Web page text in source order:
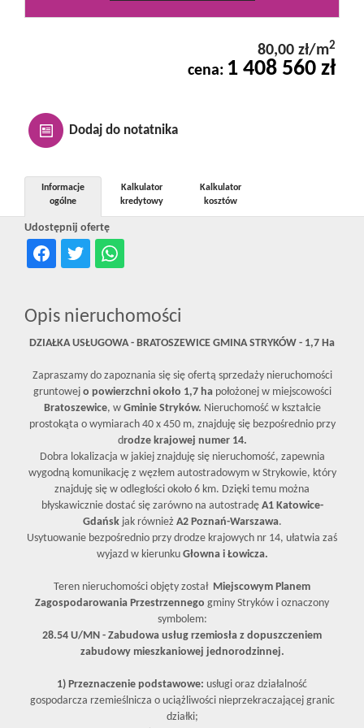
Kontakt
Notatnik
80,00 zł/m2
cena: 1 408 560 zł
Dodaj do notatnika
Udostępnij ofertę
Informacje
ogólne
Kalkulator
kredytowy
Kalkulator
kosztów
Opis nieruchomości
DZIAŁKA USŁUGOWA - BRATOSZEWICE GMINA STRYKÓW - 1,7 Ha
Zapraszamy do zapoznania się się ofertą sprzedaży nieruchomości
gruntowej o powierzchni około 1,7 hapołożonej w miejscowości
Bratoszewice, w Gminie Stryków. Nieruchomość w kształcie
prostokąta o wymiarach 40 x 450 m, znajduję się bezpośrednio przy
drodze krajowej numer 14.
Dobra lokalizacja w jakiej znajduję się nieruchomość, zapewnia
wygodną komunikację z węzłem autostradowym w Strykowie, który
znajduję się w odległości około 6 km. Dzięki temu można
błyskawicznie dostać się zarówno na autostradę A1 Katowice-
Gdańskjak również A2 Poznań-Warszawa.
Usytuowanie bezpośrednio przy drodze krajowych nr 14, ułatwia zaś
wyjazd w kierunku Głowna i Łowicza.
Teren nieruchomości objęty został Miejscowym Planem
Zagospodarowania Przestrzennego gminy Stryków i oznaczony
symbolem:
28.54 U/MN - Zabudowa usług rzemiosła z dopuszczeniem
zabudowy mieszkaniowej jednorodzinnej.
1) Przeznaczenie podstawowe: usługi oraz działalność
gospodarcza rzemieślnicza o uciążliwości nieprzekraczającej granic
działki;